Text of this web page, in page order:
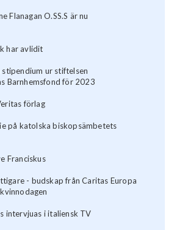
Flanagan O.SS.S är nu
har avlidit
ur stiftelsen
Barnhemsfond för 2023
förlag
på katolska biskopsämbetets
Franciskus
- budskap från Caritas Europa
intervjuas i italiensk TV